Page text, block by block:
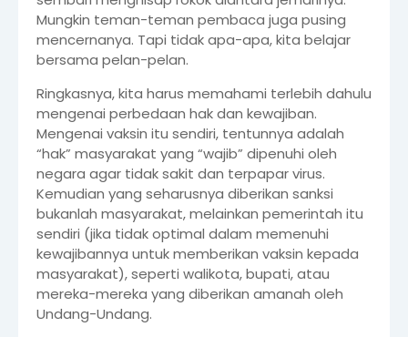
Mungkin teman-teman pembaca juga pusing
mencernanya. Tapi tidak apa-apa, kita belajar
bersama pelan-pelan.
Ringkasnya, kita harus memahami terlebih dahulu
mengenai perbedaan hak dan kewajiban.
Mengenai vaksin itu sendiri, tentunnya adalah
“hak” masyarakat yang “wajib” dipenuhi oleh
negara agar tidak sakit dan terpapar virus.
Kemudian yang seharusnya diberikan sanksi
bukanlah masyarakat, melainkan pemerintah itu
sendiri (jika tidak optimal dalam memenuhi
kewajibannya untuk memberikan vaksin kepada
masyarakat), seperti walikota, bupati, atau
mereka-mereka yang diberikan amanah oleh
Undang-Undang.